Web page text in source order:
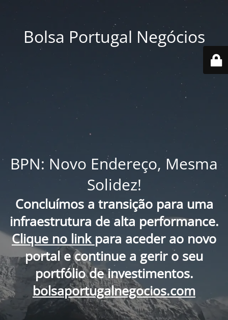
Bolsa Portugal Negócios
BPN: Novo Endereço, Mesma
Solidez!
Concluímos a transição para uma
infraestrutura de alta performance.
Clique no link para aceder ao novo
portal e continue a gerir o seu
portfólio de investimentos.
bolsaportugalnegocios.com